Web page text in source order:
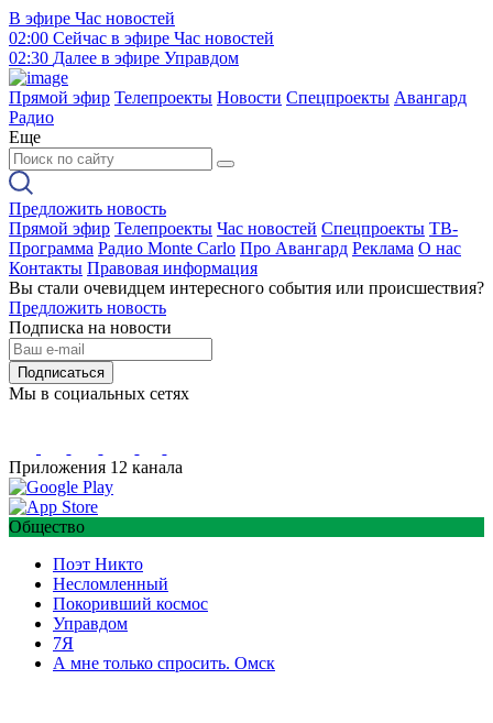
В эфире Час новостей
02:00 Сейчас в эфире Час новостей
02:30 Далее в эфире Управдом
Прямой эфир Телепроекты Новости Спецпроекты Авангард
Радио
Еще
Предложить новость
Прямой эфир Телепроекты Час новостей Спецпроекты ТВ-
Программа Радио Monte Carlo Про Авангард Реклама О нас
Контакты Правовая информация
Вы стали очевидцем интересного события или происшествия?
Предложить новость
Подписка на новости
Подписаться
Мы в социальных сетях
Приложения 12 канала
Общество
Поэт Никто
Несломленный
Покоривший космос
Управдом
7Я
А мне только спросить. Омск